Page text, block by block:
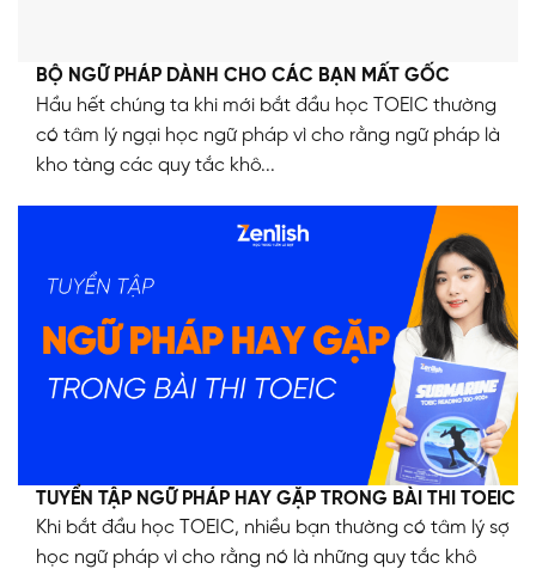
BỘ NGỮ PHÁP DÀNH CHO CÁC BẠN MẤT GỐC
Hầu hết chúng ta khi mới bắt đầu học TOEIC thường
có tâm lý ngại học ngữ pháp vì cho rằng ngữ pháp là
kho tàng các quy tắc khô...
TUYỂN TẬP NGỮ PHÁP HAY GẶP TRONG BÀI THI TOEIC
Khi bắt đầu học TOEIC, nhiều bạn thường có tâm lý sợ
học ngữ pháp vì cho rằng nó là những quy tắc khô